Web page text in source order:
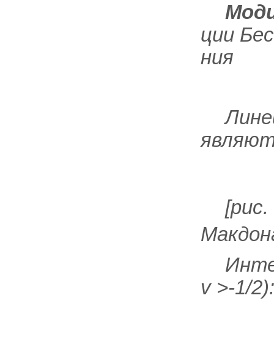
ции
ния
v>-1/2):